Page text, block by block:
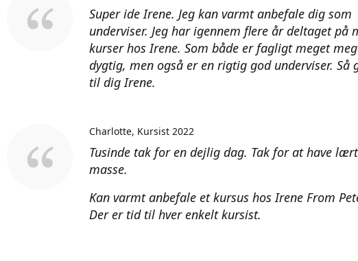
Super ide Irene. Jeg kan varmt anbefale dig som
underviser. Jeg har igennem flere år deltaget på
kurser hos Irene. Som både er fagligt meget
dygtig, men også er en rigtig god underviser. Så
til dig Irene.
Tusinde tak for en dejlig dag. Tak for at have
masse.
Kan varmt anbefale et kursus hos Irene From
Der er tid til hver enkelt kursist.
Charlotte Kursist 2022